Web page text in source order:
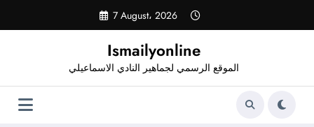
content
7 August، 2026
Ismailyonline
الموقع الرسمي لجماهير النادي الاسماعيلي